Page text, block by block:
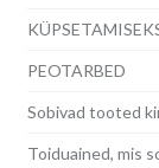
PEOTARBED
Sobivad tooted
Toiduained, mis